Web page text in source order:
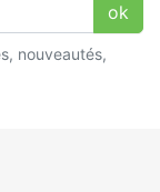
ok
nouveautés,